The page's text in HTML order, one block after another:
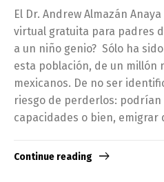
El Dr. Andrew Almazán
virtual gratuita para padres
a un niño genio? Sólo ha
esta población, de un millón
mexicanos. De no ser
riesgo de perderlos:
capacidades o bien, emigrar
Continue reading